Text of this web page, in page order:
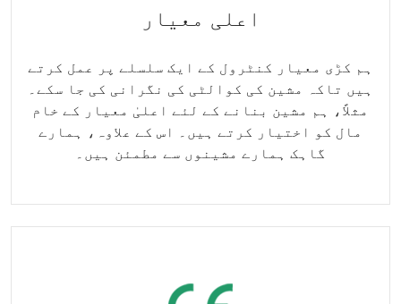
اعلی معیار
ہم کڑی معیار کنٹرول کے ایک سلسلے پر عمل کرتے
ہیں تاکہ مشین کی کوالٹی کی نگرانی کی جا سکے۔
مثلاً، ہم مشین بنانے کے لئے اعلیٰ معیار کے خام
مال کو اختیار کرتے ہیں۔ اس کے علاوہ، ہمارے
گاہک ہمارے مشینوں سے مطمئن ہیں۔